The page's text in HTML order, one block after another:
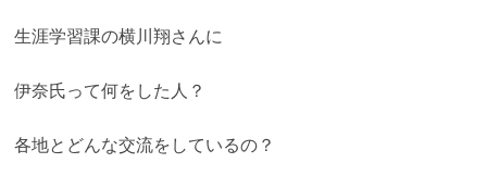
生涯学習課の横川翔さんに
伊奈氏って何をした人？
各地とどんな交流をしているの？